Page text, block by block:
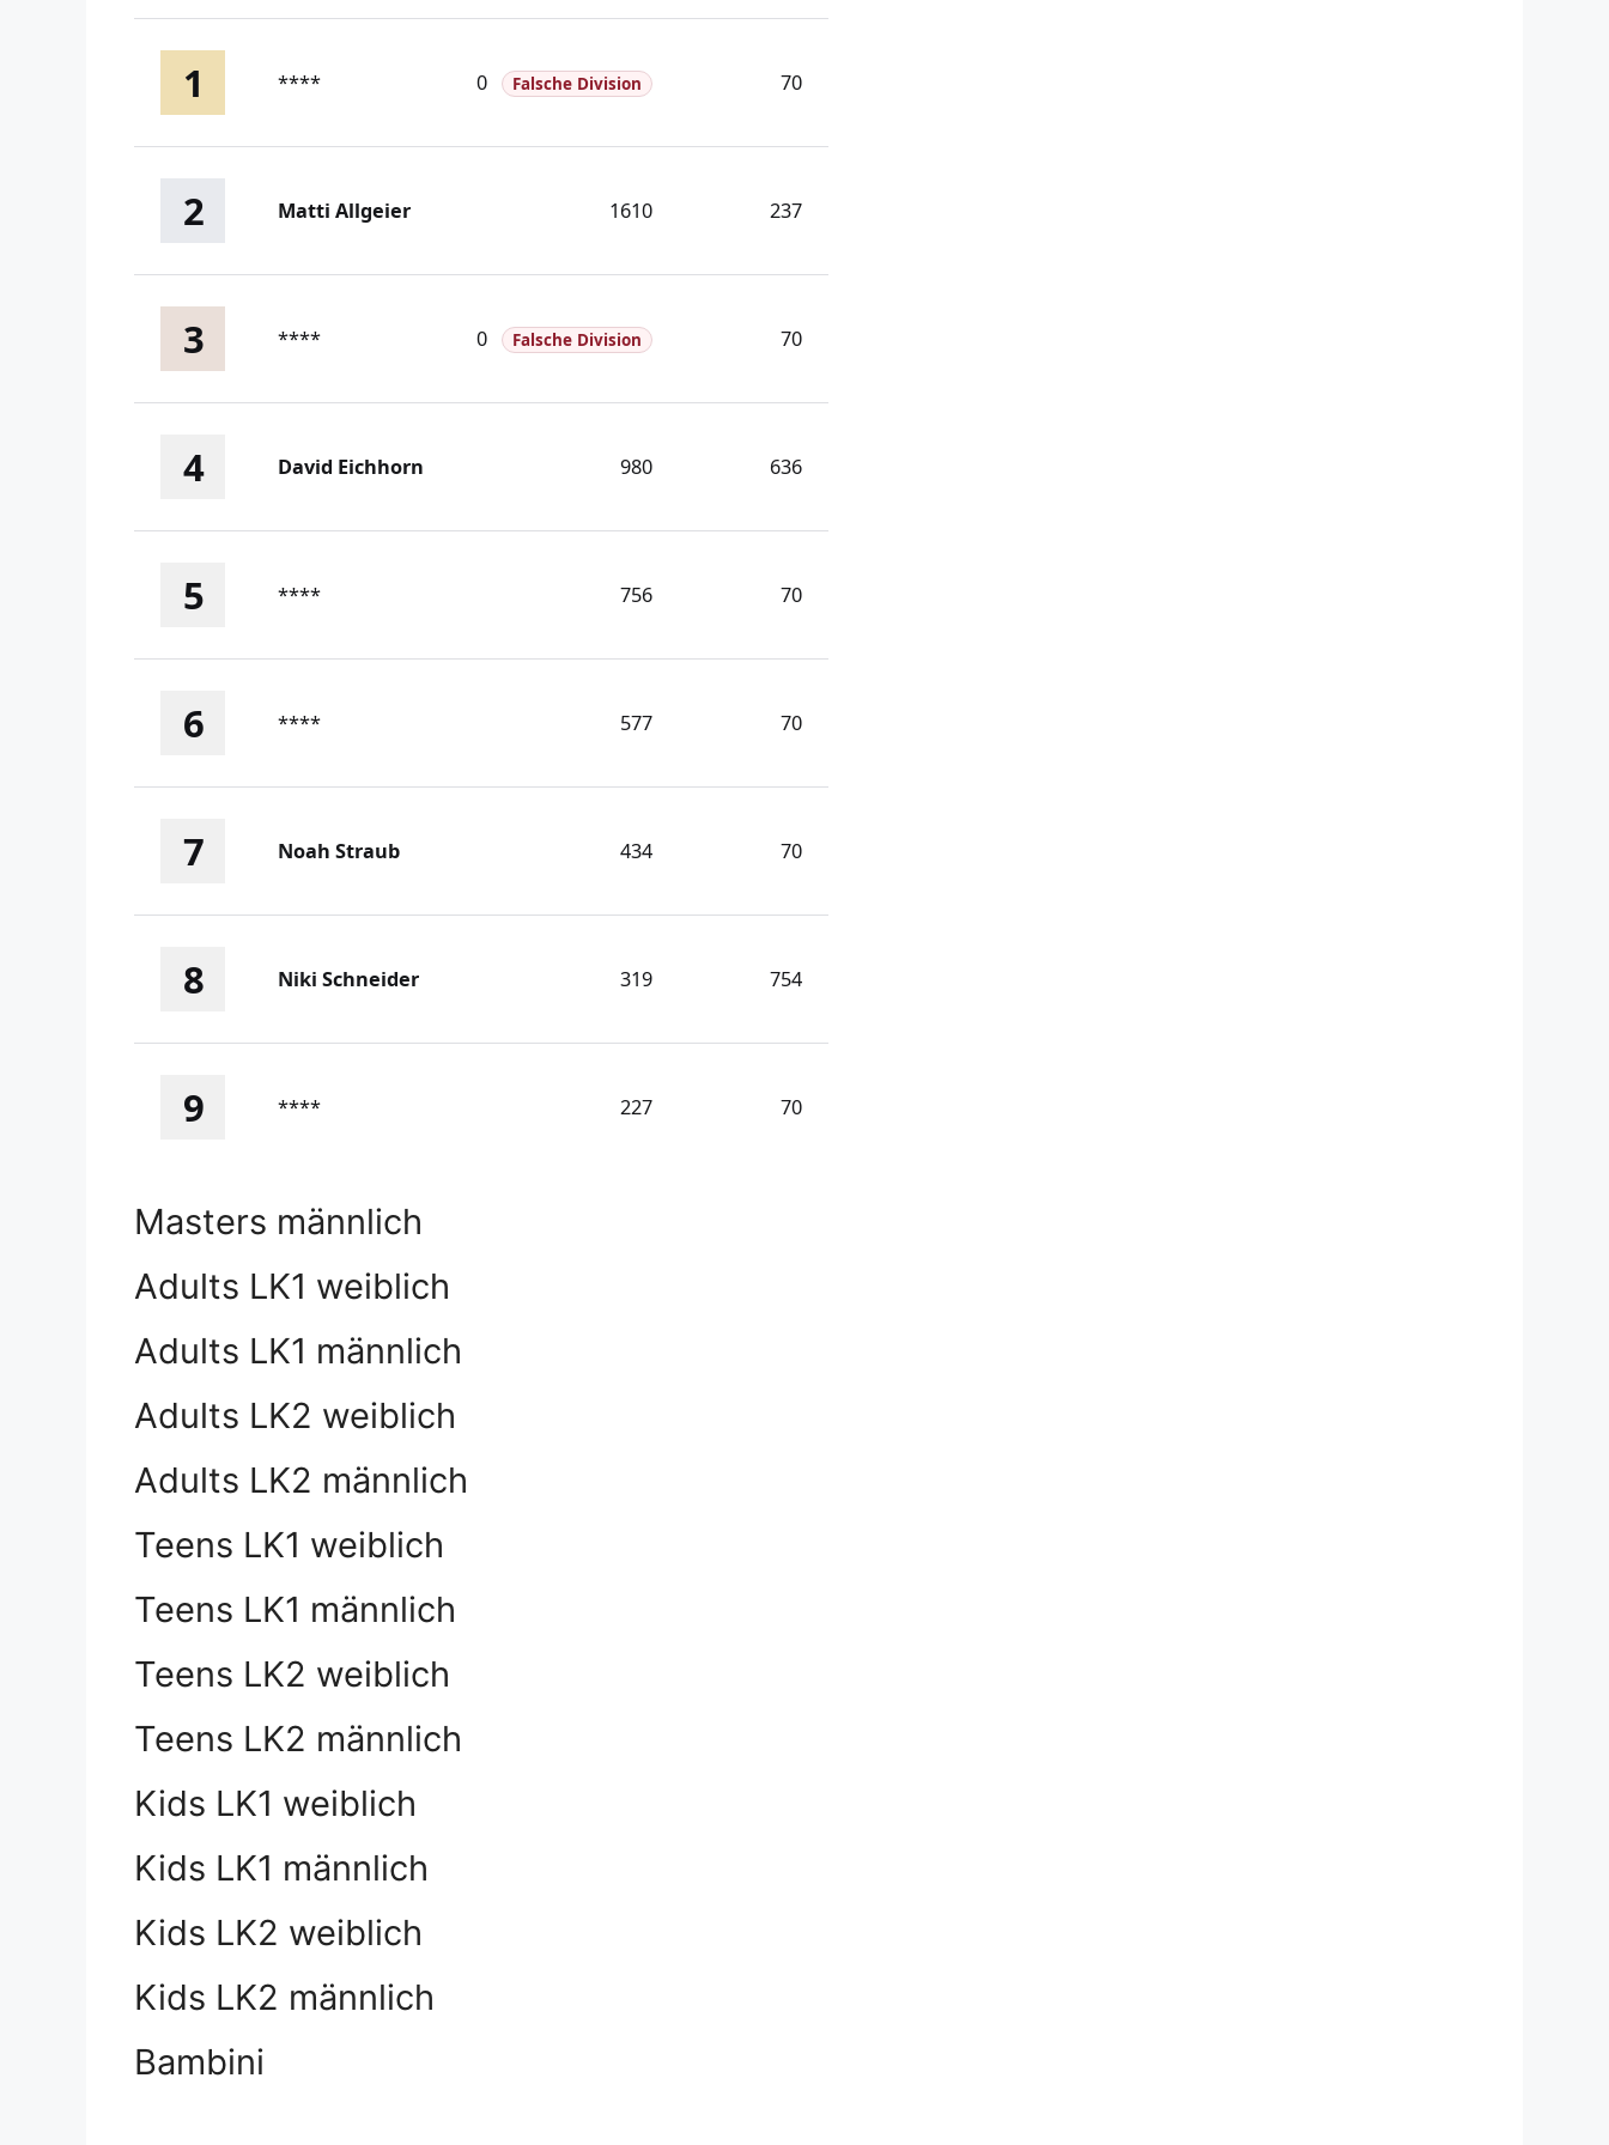
1 **** 0 Falsche Division 70
2 Matti Allgeier 1610 237
3 **** 0 Falsche Division 70
4 David Eichhorn 980 636
5 **** 756 70
6 **** 577 70
7 Noah Straub 434 70
8 Niki Schneider 319 754
9 **** 227 70
Masters männlich
Adults LK1 weiblich
Adults LK1 männlich
Adults LK2 weiblich
Adults LK2 männlich
Teens LK1 weiblich
Teens LK1 männlich
Teens LK2 weiblich
Teens LK2 männlich
Kids LK1 weiblich
Kids LK1 männlich
Kids LK2 weiblich
Kids LK2 männlich
Bambini